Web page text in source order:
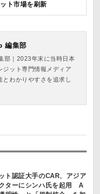
ト市場を刷新
編集部
部｜2023年末に当時日本
ジット専門情報メディア
とわかりやすさを追求し
ト認証大手のCAR、アジア
ターにシンハ氏を起用 A